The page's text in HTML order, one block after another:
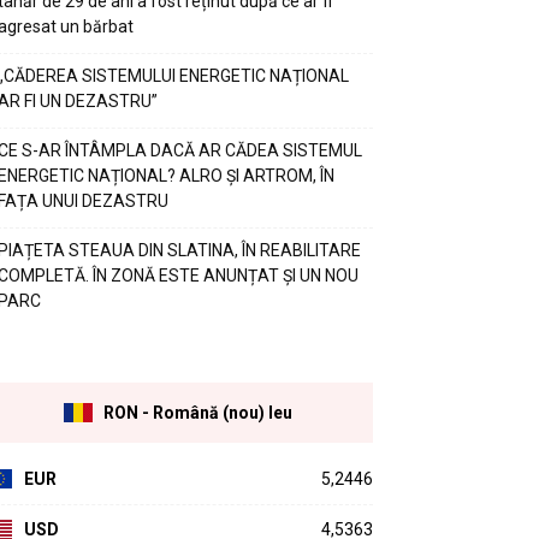
un bărbat
SISTEMULUI ENERGETIC NAȚIONAL
FI UN DEZASTRU”
S-AR ÎNTÂMPLA DACĂ AR CĂDEA SISTEMUL
NAȚIONAL? ALRO ȘI ARTROM, ÎN
UNUI DEZASTRU
STEAUA DIN SLATINA, ÎN REABILITARE
ÎN ZONĂ ESTE ANUNȚAT ȘI UN NOU
RON - Română (nou) leu
EUR 5,2446
USD 4,5363